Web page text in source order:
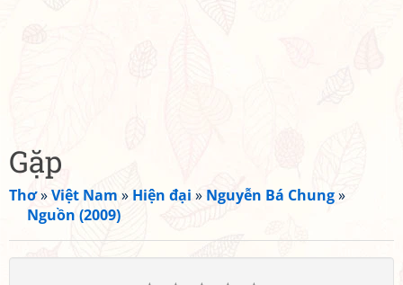
Gặp
Thơ»Việt Nam » Hiện đại » Nguyễn Bá Chung»
Nguồn (2009)